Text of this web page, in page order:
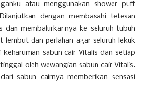
atau menggunakan shower puff
dengan membasahi tetesan
dan membalurkannya ke seluruh tubuh
lembut dan perlahan agar seluruh lekuk
sabun cair Vitalis dan setiap
oleh wewangian sabun cair Vitalis.
sabun cairnya memberikan sensasi